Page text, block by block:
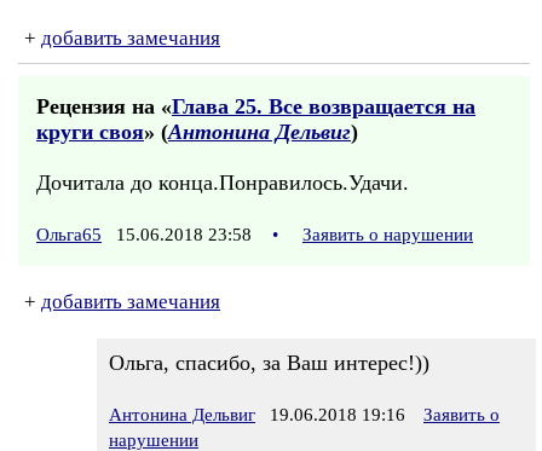
+ добавить замечания
Рецензия на «Глава 25. Все возвращается на
круги своя» (Антонина Дельвиг)
Дочитала до конца.Понравилось.Удачи.
Ольга65 15.06.2018 23:58 • Заявить о нарушении
+ добавить замечания
Ольга, спасибо, за Ваш интерес!))
Антонина Дельвиг 19.06.2018 19:16
Заявить о
нарушении